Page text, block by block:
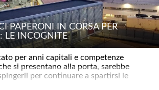
PAPERONI IN CORSA PER
LE INCOGNITE
per anni capitali e competenze
si presentano alla porta, sarebbe
per continuare a spartirsi le